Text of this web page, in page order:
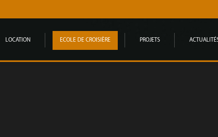
LOCATION ECOLE DE CROISIÈRE PROJETS